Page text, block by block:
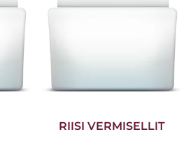
RIISI VERMISELLIT